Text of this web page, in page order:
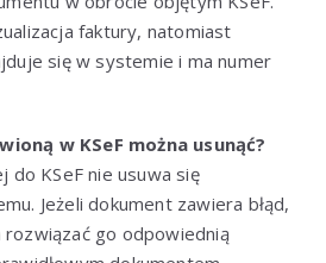
faktury, natomiast
się w systemie i ma numer
w KSeF można usunąć?
do KSeF nie usuwa się
Jeżeli dokument zawiera błąd,
go odpowiednią